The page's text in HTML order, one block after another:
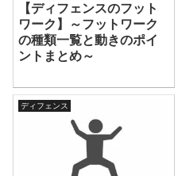
【ディフェンスのフット
ワーク】～フットワーク
の種類一覧と動きのポイ
ントまとめ～
ディフェンス